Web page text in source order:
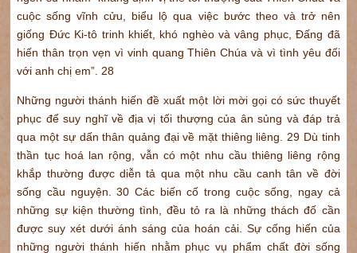
cuộc sống vĩnh cửu, biểu lộ qua việc bước theo và trở nên
giống Đức Ki-tô trinh khiết, khó nghèo và vâng phục, Đấng đã
hiến thân trọn vẹn vì vinh quang Thiên Chúa và vì tình yêu đối
với anh chị em”. 28
Những người thánh hiến đề xuất một lời mời gọi có sức thuyết
phục để suy nghĩ về địa vị tối thượng của ân sủng và đáp trả
qua một sự dấn thân quảng đại về mặt thiêng liêng. 29 Dù tinh
thần tục hoá lan rộng, vẫn có một nhu cầu thiêng liêng rộng
khắp thường được diễn tả qua một nhu cầu canh tân về đời
sống cầu nguyện. 30 Các biến cố trong cuộc sống, ngay cả
những sự kiện thường tình, đều tỏ ra là những thách đố cần
được suy xét dưới ánh sáng của hoán cải. Sự cống hiến của
những người thánh hiến nhằm phục vụ phẩm chất đời sống